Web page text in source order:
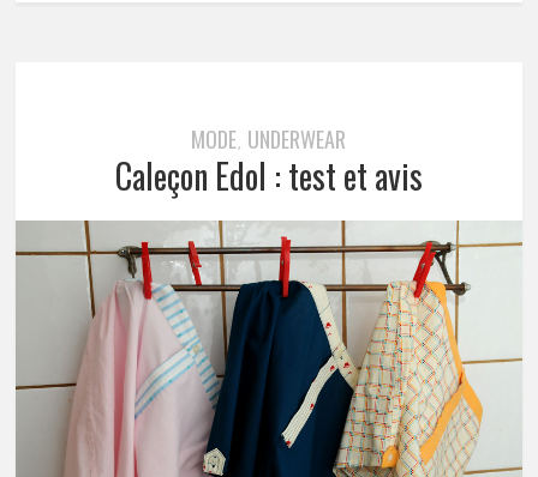
MODE, UNDERWEAR
Caleçon Edol : test et avis